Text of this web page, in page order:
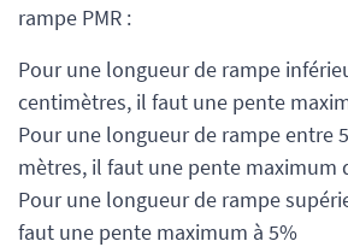
rampe PMR :
Pour une longueur de rampe
centimètres, il faut une pente
Pour une longueur de rampe entre
mètres, il faut une pente maximum
Pour une longueur de rampe
faut une pente maximum à 5%